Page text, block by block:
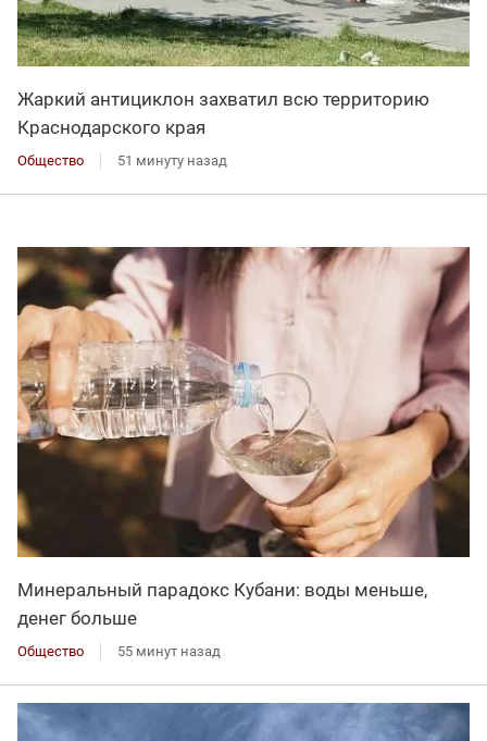
Жаркий антициклон захватил всю территорию
Краснодарского края
Общество 51 минуту назад
Минеральный парадокс Кубани: воды меньше,
денег больше
Общество 55 минут назад